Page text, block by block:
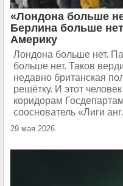
«Лондона больше
Берлина больше
Америку
Лондона больше нет.
больше нет. Таков
недавно британская
решётку. И этот
коридорам
сооснователь «Лиги
29 мая 2026